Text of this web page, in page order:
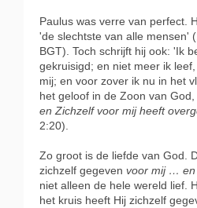
Paulus was verre van perfect.
'de slechtste van alle mensen'
BGT). Toch schrijft hij ook: 'Ik
gekruisigd; en niet meer ik
mij; en voor zover ik nu in het
het geloof in de Zoon van God,
en Zichzelf voor mij heeft
2:20).
Zo groot is de liefde van God.
zichzelf gegeven voor mij … en
niet alleen de hele wereld lief.
het kruis heeft Hij zichzelf